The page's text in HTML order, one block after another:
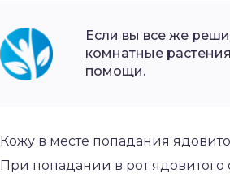
Если вы все же
комнатные
помощи.
Кожу в месте попадания
При попадании в рот ядовитого